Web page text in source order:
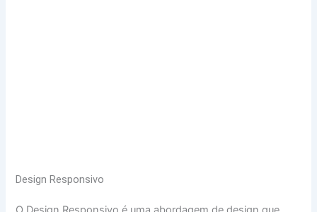
Design Responsivo